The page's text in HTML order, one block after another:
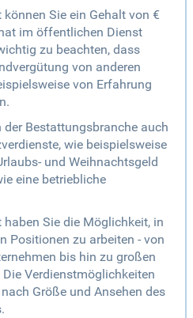
Sie ein Gehalt von €
im öffentlichen Dienst
zu beachten, dass
von anderen
von Erfahrung
Bestattungsbranche auch
wie beispielsweise
und Weihnachtsgeld
eine betriebliche
Sie die Möglichkeit, in
Positionen zu arbeiten - von
bis hin zu großen
Verdienstmöglichkeiten
Größe und Ansehen des